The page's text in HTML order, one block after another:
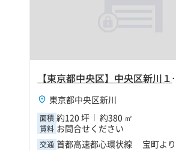
【東京都中
東京都中央区新川
面積 約120 坪 約380 ㎡
賃料 お問合せください
交通 首都高速都心環状線 宝町よ